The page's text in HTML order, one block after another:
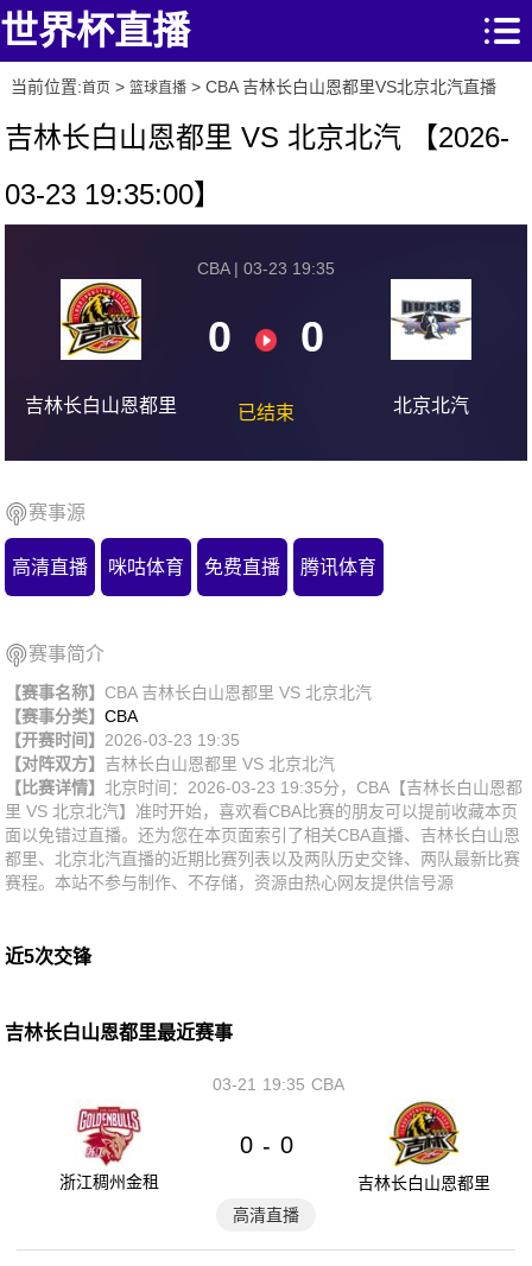
世界杯直播
当前位置:首页> 篮球直播> CBA 吉林长白山恩都里VS北京北汽直播
吉林长白山恩都里 VS 北京北汽 【2026-
03-23 19:35:00】
吉林长白山恩都里
CBA | 03-23 19:35
0 0
已结束 北京北汽
赛事源
高清直播 咪咕体育 免费直播 腾讯体育
赛事简介
【赛事名称】CBA 吉林长白山恩都里 VS 北京北汽
【赛事分类】CBA
【开赛时间】 2026-03-23 19:35
【对阵双方】 吉林长白山恩都里 VS 北京北汽
【比赛详情】 北京时间：2026-03-23 19:35分，CBA【吉林长白山恩都
里 VS 北京北汽】准时开始，喜欢看CBA比赛的朋友可以提前收藏本页
面以免错过直播。还为您在本页面索引了相关CBA直播、吉林长白山恩
都里、北京北汽直播的近期比赛列表以及两队历史交锋、两队最新比赛
赛程。本站不参与制作、不存储，资源由热心网友提供信号源
近5次交锋
吉林长白山恩都里最近赛事
19:35
03-21 CBA
浙江稠州金租
0 - 0
吉林长白山恩都里
高清直播